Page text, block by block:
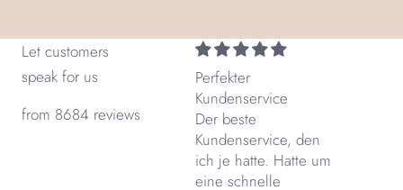
Let customers
speak for us
from 8684 reviews
Perfekter
Kundenservice
Der beste
Kundenservice, den
ich je hatte. Hatte um
eine schnelle